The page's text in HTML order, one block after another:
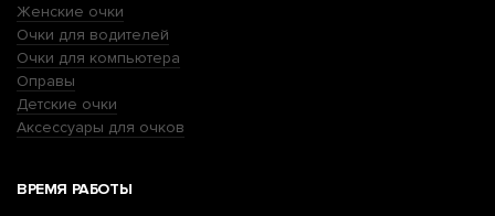
Женские очки
Очки для водителей
Очки для компьютера
Оправы
Детские очки
Аксессуары для очков
ВРЕМЯ РАБОТЫ